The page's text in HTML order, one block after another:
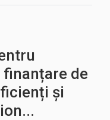
finanțare de
și